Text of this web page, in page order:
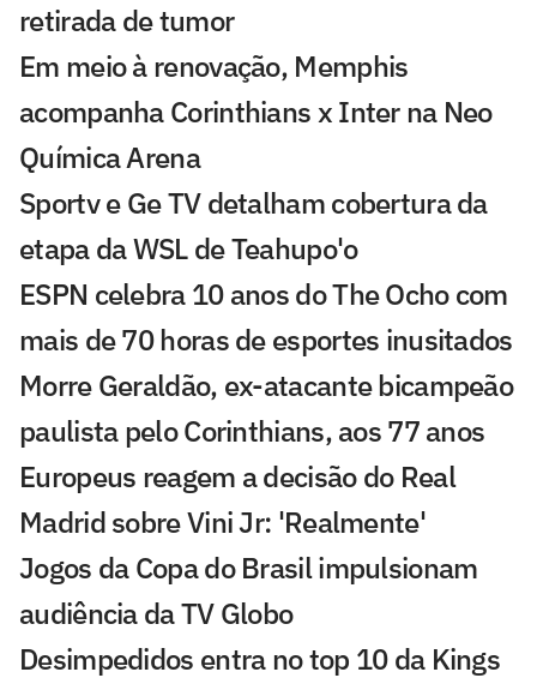
retirada de tumor
Em meio à renovação, Memphis
acompanha Corinthians x Inter na Neo
Química Arena
Sportv e Ge TV detalham cobertura da
etapa da WSL de Teahupo'o
ESPN celebra 10 anos do The Ocho com
mais de 70 horas de esportes inusitados
Morre Geraldão, ex-atacante bicampeão
paulista pelo Corinthians, aos 77 anos
Europeus reagem a decisão do Real
Madrid sobre Vini Jr: 'Realmente'
Jogos da Copa do Brasil impulsionam
audiência da TV Globo
Desimpedidos entra no top 10 da Kings